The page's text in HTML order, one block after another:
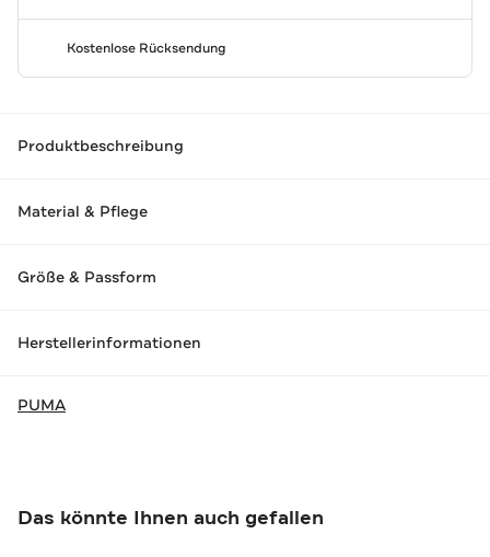
Kostenlose Rücksendung
Produktbeschreibung
Material & Pflege
Größe & Passform
Herstellerinformationen
PUMA
Das könnte Ihnen auch gefallen